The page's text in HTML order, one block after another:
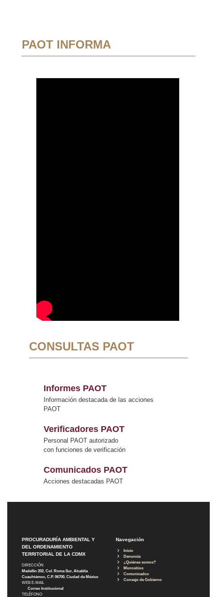
PAOT INFORMA
CONSULTAS PAOT
Informes PAOT
Información destacada de las acciones
PAOT
Verificadores PAOT
Personal PAOT autorizado
con funciones de verificación
Comunicados PAOT
Acciones destacadas PAOT
PROCURADURÍA AMBIENTAL Y
DEL ORDENAMIENTO
TERRITORIAL DE LA CDMX
DIRECCIÓN
Medellín 202, Col. Roma Sur, Alcaldía
Cuauhtémoc, C.P. 06700, Ciudad de México
WEB E-MAIL
Correo Institucional
TELÉFONO
Navegación
Inicio
Denuncia
¿Quiénes somos?
Micrositios
Comunicados
Consejo de Gobierno